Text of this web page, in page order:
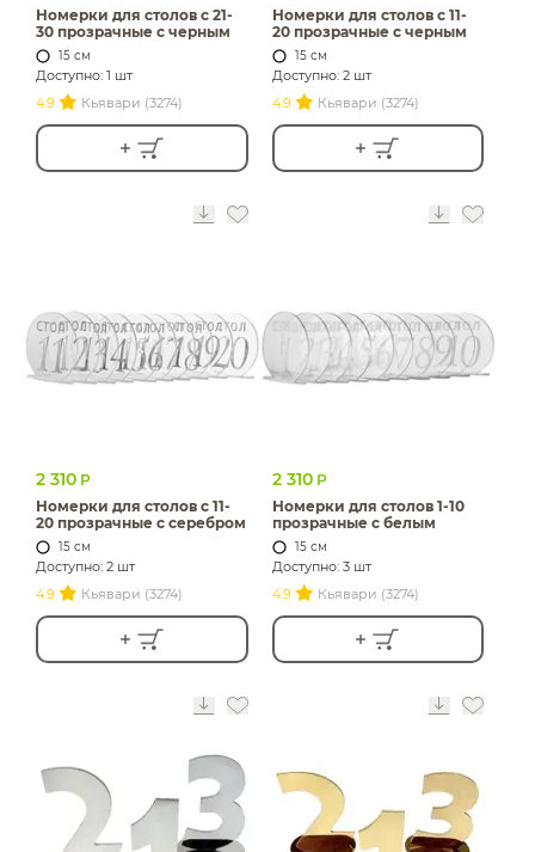
Номерки для столов с 21-
30 прозрачные с черным
15 см
Доступно: 1 шт
4.9
Кьявари (3274)
Номерки для столов с 11-
20 прозрачные с черным
15 см
Доступно: 2 шт
4.9
Кьявари (3274)
2 310 Р
Номерки для столов с 11-
20 прозрачные с серебром
15 см
Доступно: 2 шт
4.9
Кьявари (3274)
2 310 Р
Номерки для столов 1-10
прозрачные с белым
15 см
Доступно: 3 шт
4.9
Кьявари (3274)